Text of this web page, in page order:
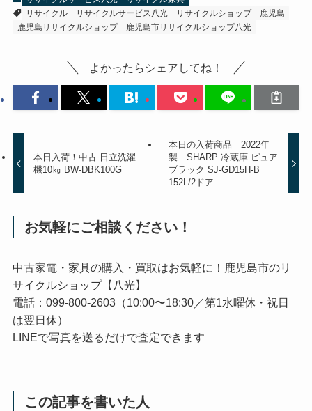
リサイクル
リサイクルサービス八光 リサイクルショップ
鹿児島
鹿児島リサイクルショップ
鹿児島市リサイクルショップ八光
よかったらシェアしてね！
本日入荷！中古 日立洗濯
機10㎏ BW-DBK100G
本日の入荷商品 2022年
製 SHARP 冷蔵庫 ピュア
ブラック SJ-GD15H-B
152L/2ドア
お気軽にご相談ください！
中古家電・家具の購入・買取はお気軽に！鹿児島市のリ
サイクルショップ【八光】
電話：099-800-2603（10:00〜18:30／第1水曜休・祝日
は翌日休）
LINEで写真を送るだけで査定できます
この記事を書いた人